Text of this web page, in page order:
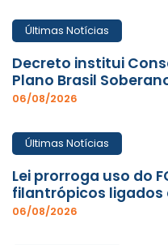
Últimas Notícias
Decreto institui
Plano Brasil
06/08/2026
Últimas Notícias
Lei prorroga uso do
filantrópicos ligados
06/08/2026